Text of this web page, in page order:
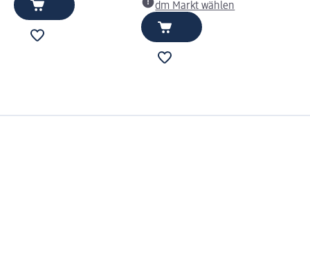
dm Markt wählen